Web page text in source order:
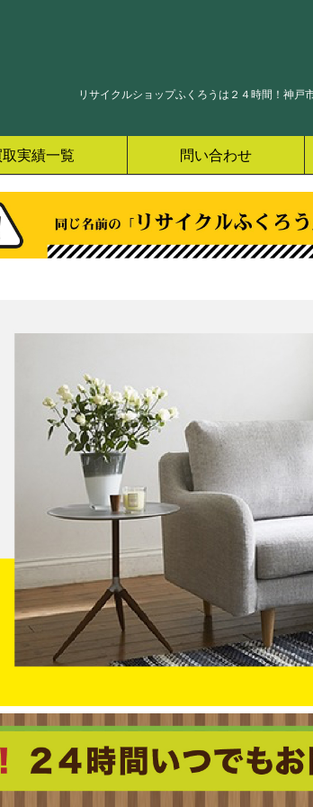
リサイクルショップふくろうは２４時間！神戸
実績一覧 問い合わせ